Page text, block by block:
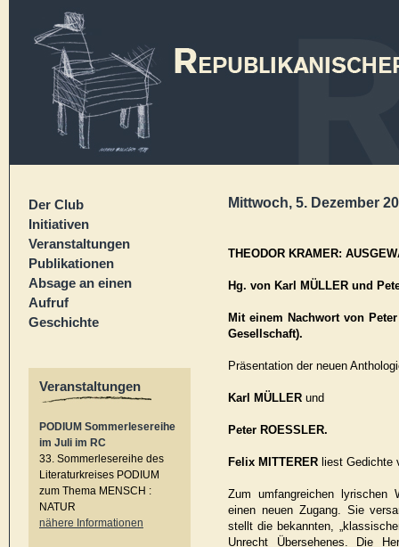
Der Club
Initiativen
Veranstaltungen
Publikationen
Absage an einen
Aufruf
Geschichte
Veranstaltungen
PODIUM Sommerlesereihe
im Juli im RC
33. Sommerlesereihe des
Literaturkreises PODIUM
zum Thema MENSCH :
NATUR
nähere Informationen
Mittwoch, 5. Dezember
THEODOR KRAMER:
Hg. von Karl MÜLLER und
Mit einem Nachwort von
Gesellschaft).
Präsentation der neuen
Karl MÜLLER und
Peter ROESSLER.
Felix MITTERER liest Gedichte
Zum umfangreichen lyrischen
einen neuen Zugang. Sie
stellt die bekannten,
Unrecht Übersehenes. Die